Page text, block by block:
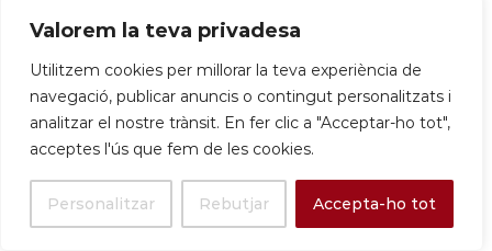
Valorem la teva privadesa
Utilitzem cookies per millorar la teva experiència de
navegació, publicar anuncis o contingut personalitzats i
analitzar el nostre trànsit. En fer clic a "Acceptar-ho tot",
acceptes l'ús que fem de les cookies.
Personalitzar Rebutjar Accepta-ho tot
excel·lència econòmica no sempre es tradueix en
una millora equivalent en els serveis públics més
sensibles.
| 16/09/2025 | Sant Boi inicia el procés
participatiu per al seu IV Pla d’Igualtat de
Gènere. |L’Ajuntament posa en marxa el procés
per definir les accions futures en igualtat de gènere.